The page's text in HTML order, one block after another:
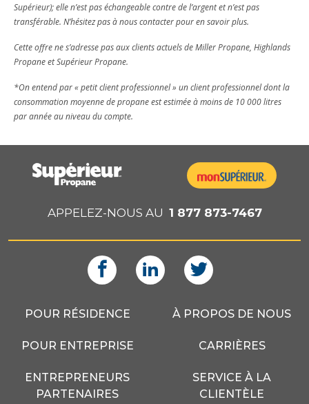
Supérieur); elle n’est pas échangeable contre de l’argent et n’est pas
transférable. N’hésitez pas à nous contacter pour en savoir plus.
Cette offre ne s’adresse pas aux clients actuels de Miller Propane, Highlands
Propane et Supérieur Propane.
*On entend par « petit client professionnel » un client professionnel dont la
consommation moyenne de propane est estimée à moins de 10 000 litres
par année au niveau du compte.
APPELEZ-NOUS AU 1 877 873-7467
POUR RÉSIDENCE
POUR ENTREPRISE
ENTREPRENEURS
PARTENAIRES
À PROPOS DE NOUS
CARRIÈRES
SERVICE À LA
CLIENTÈLE